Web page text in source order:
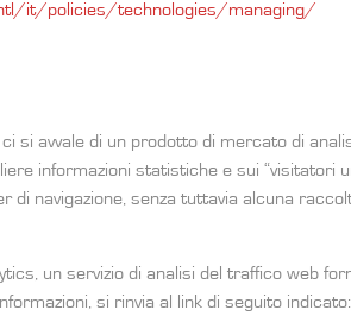
it/policies/technologies/managing/
si avvale di un prodotto di mercato di
informazioni statistiche e sui “visitatori
navigazione, senza tuttavia alcuna
un servizio di analisi del traffico web
si rinvia al link di seguito indicato: